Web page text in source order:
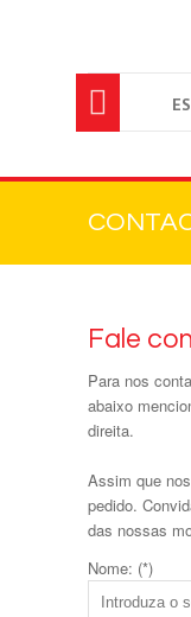

Fale
Para nos
abaixo
direita.
Assim que
pedido.
das nossas
Nome: (*)